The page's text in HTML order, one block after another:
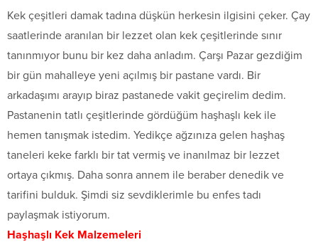
Kek çeşitleri damak tadına düşkün herkesin ilgisini çeker. Çay
saatlerinde aranılan bir lezzet olan kek çeşitlerinde sınır
tanınmıyor bunu bir kez daha anladım. Çarşı Pazar gezdiğim
bir gün mahalleye yeni açılmış bir pastane vardı. Bir
arkadaşımı arayıp biraz pastanede vakit geçirelim dedim.
Pastanenin tatlı çeşitlerinde gördüğüm haşhaşlı kek ile
hemen tanışmak istedim. Yedikçe ağzınıza gelen haşhaş
taneleri keke farklı bir tat vermiş ve inanılmaz bir lezzet
ortaya çıkmış. Daha sonra annem ile beraber denedik ve
tarifini bulduk. Şimdi siz sevdiklerimle bu enfes tadı
paylaşmak istiyorum.
Haşhaşlı Kek Malzemeleri